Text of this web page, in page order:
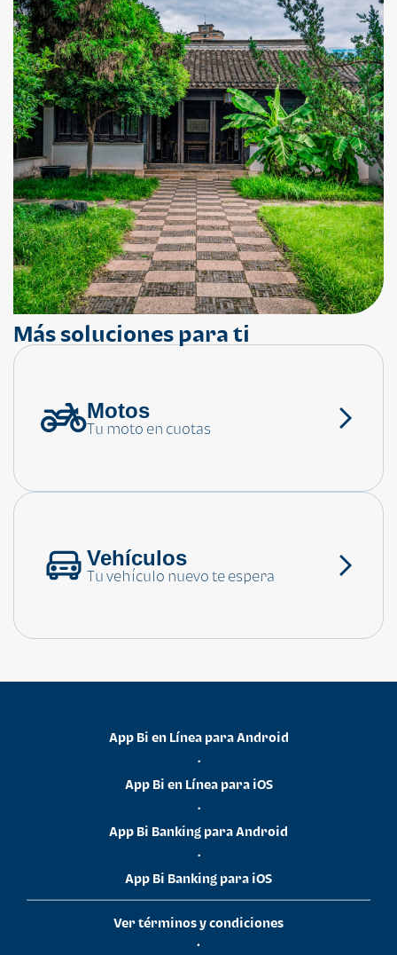
¿Necesitas ayuda?
Más soluciones para ti
Motos
Tu moto en cuotas
Vehículos
Tu vehículo nuevo te espera
App Bi en Línea para Android
•
App Bi en Línea para iOS
•
App Bi Banking para Android
•
App Bi Banking para iOS
Ver términos y condiciones
•